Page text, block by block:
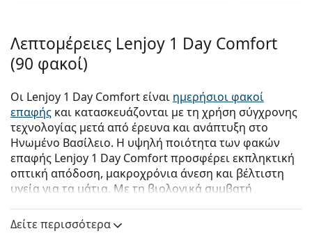
Λεπτομέρειες Lenjoy 1 Day Comfort
(90 φακοί)
Οι Lenjoy 1 Day Comfort είναι ημερήσιοι φακοί
επαφής και κατασκευάζονται με τη χρήση σύγχρονης
τεχνολογίας μετά από έρευνα και ανάπτυξη στο
Ηνωμένο Βασίλειο. Η υψηλή ποιότητα των φακών
επαφής Lenjoy 1 Day Comfort προσφέρει εκπληκτική
οπτική απόδοση, μακροχρόνια άνεση και βέλτιστη
υγεία για τα μάτια. Με τη βιολογικά συμβατή
προστασία από την ακτινοβολία UV και
ανοιχτόχρωμη απόχρωση για ευκολότερο χειρισμό,
Δείτε περισσότερα